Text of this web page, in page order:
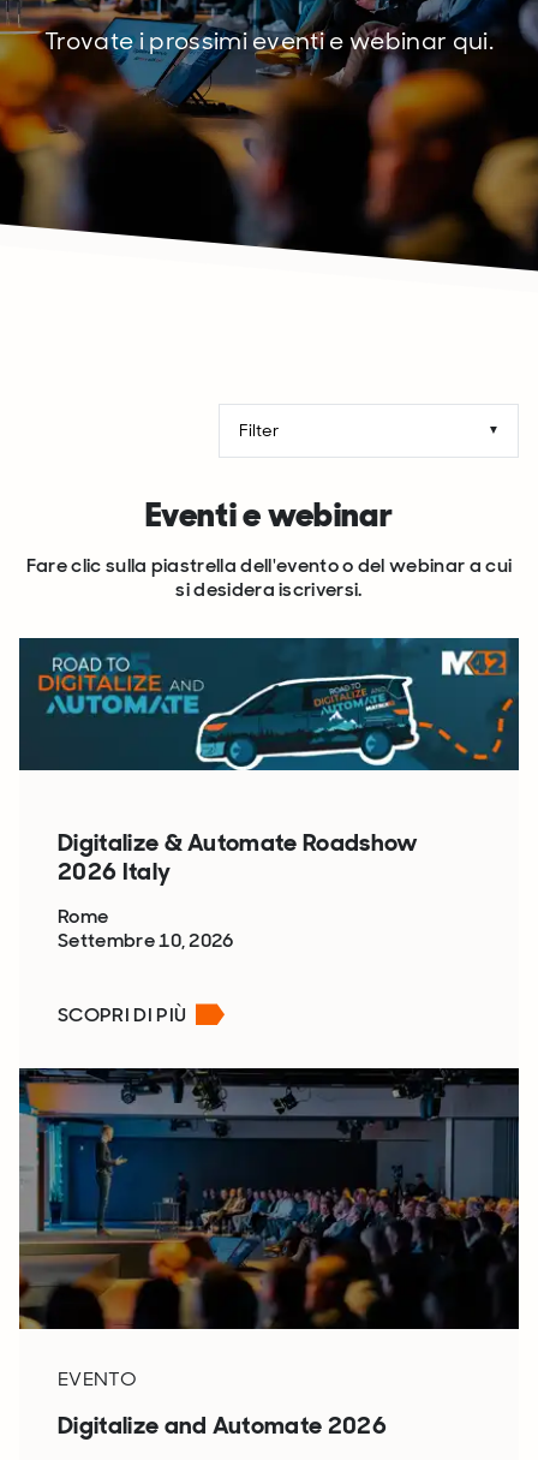
Trovate i prossimi eventi e webinar qui.
Eventi e webinar
Fare clic sulla piastrella dell'evento o del webinar a cui
si desidera iscriversi.
Digitalize & Automate Roadshow
2026 Italy
Rome
Settembre 10, 2026
SCOPRI DI PIÙ
EVENTO
Digitalize and Automate 2026